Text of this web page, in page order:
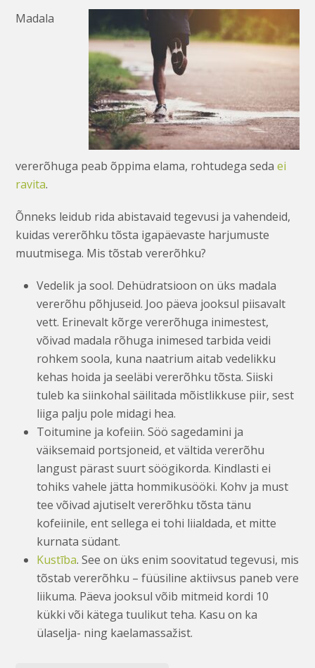
Madala
vererõhuga peab õppima elama, rohtudega sedaei
ravita.
Õnneks leidub rida abistavaid tegevusi ja vahendeid,
kuidas vererõhku tõsta igapäevaste harjumuste
muutmisega. Mis tõstab vererõhku?
Vedelik ja sool. Dehüdratsioon on üks madala
vererõhu põhjuseid. Joo päeva jooksul piisavalt
vett. Erinevalt kõrge vererõhuga inimestest,
võivad madala rõhuga inimesed tarbida veidi
rohkem soola, kuna naatrium aitab vedelikku
kehas hoida ja seeläbi vererõhku tõsta. Siiski
tuleb ka siinkohal säilitada mõistlikkuse piir, sest
liiga palju pole midagi hea.
Toitumine ja kofeiin. Söö sagedamini ja
väiksemaid portsjoneid, et vältida vererõhu
langust pärast suurt söögikorda. Kindlasti ei
tohiks vahele jätta hommikusööki. Kohv ja must
tee võivad ajutiselt vererõhku tõsta tänu
kofeiinile, ent sellega ei tohi liialdada, et mitte
kurnata südant.
Kustība. See on üks enim soovitatud tegevusi, mis
tõstab vererõhku – füüsiline aktiivsus paneb vere
liikuma. Päeva jooksul võib mitmeid kordi 10
kükki või kätega tuulikut teha. Kasu on ka
ülaselja- ning kaelamassažist.